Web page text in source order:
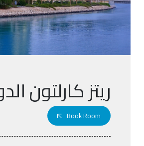
ريتز كارلتون
Book Room